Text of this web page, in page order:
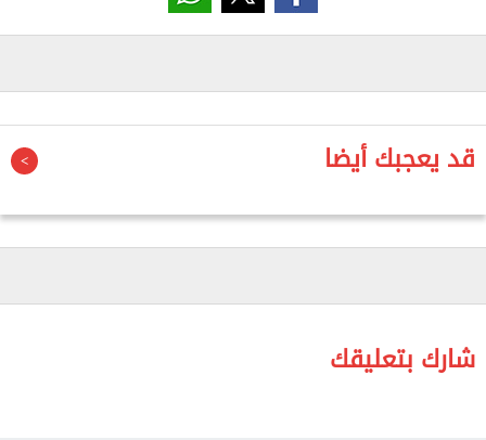
كما يتقدم الاتحاد بخالص الشكر والتقدير إلى جماهير
والأفريقية التي ساندت المنتخب الوطني طوال مشواره
في بطولة كأس العالم 2026، ويوجه التحية إلى الجهاز
الفني والإداري والطبي ولاعبي المنتخب، الذين قدموا
سفراء لمصر في أكبر محفل كروي عالمي.
الأداء التحكيمي في مباراة أمس، بقيادة الحكم الفرنسي،
(VAR)، التي أثارت العديد من علامات الاستفهام، خاصة
قد يعجبك أيضا
شارك بتعليقك